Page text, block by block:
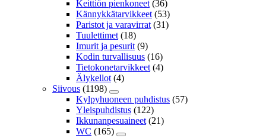
Keittiön pienkoneet (36)
Kännykkätarvikkeet (53)
Paristot ja varavirrat (31)
Tuulettimet (18)
Imurit ja pesurit (9)
Kodin turvallisuus (16)
Tietokonetarvikkeet (4)
Älykellot (4)
Siivous (1198)
Kylpyhuoneen puhdistus (57)
Yleispuhdistus (122)
Ikkunanpesuaineet (21)
WC (165)